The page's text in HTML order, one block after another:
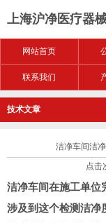
上海沪净医疗器
网站首页
联系我们
技术文章
洁净车间洁
点击
洁净车间在施工单位
涉及到这个检测洁净